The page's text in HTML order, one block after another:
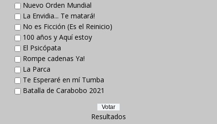
Nuevo Orden Mundial
La Envidia... Te matará!
No es Ficción (Es el Reinicio)
100 años y Aquí estoy
El Psicópata
Rompe cadenas Ya!
La Parca
Te Esperaré en mí Tumba
Batalla de Carabobo 2021
Resultados